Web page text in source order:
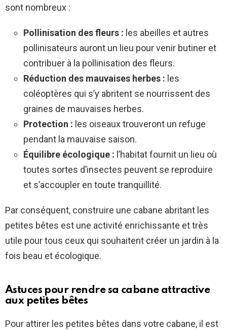
sont nombreux :
Pollinisation des fleurs : les abeilles et autres
pollinisateurs auront un lieu pour venir butiner et
contribuer à la pollinisation des fleurs.
Réduction des mauvaises herbes : les
coléoptères qui s’y abritent se nourrissent des
graines de mauvaises herbes.
Protection : les oiseaux trouveront un refuge
pendant la mauvaise saison.
Équilibre écologique : l’habitat fournit un lieu où
toutes sortes d’insectes peuvent se reproduire
et s’accoupler en toute tranquillité.
Par conséquent, construire une cabane abritant les
petites bêtes est une activité enrichissante et très
utile pour tous ceux qui souhaitent créer un jardin à la
fois beau et écologique.
Astuces pour rendre sa cabane attractive
aux petites bêtes
Pour attirer les petites bêtes dans votre cabane, il est